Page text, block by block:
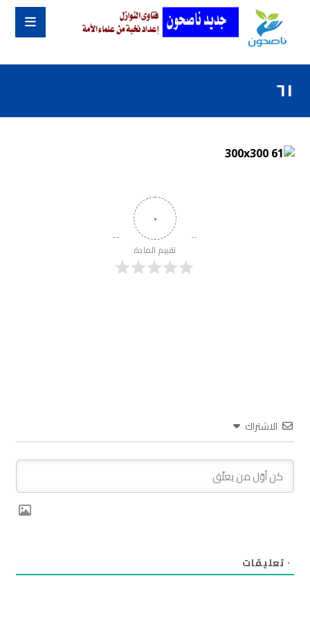
٦١
٠
تقييم المادة
الاشتراك
٠ تعليقات